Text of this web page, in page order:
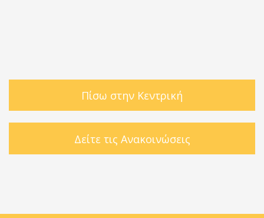
Πίσω στην Κεντρική
Δείτε τις Ανακοινώσεις